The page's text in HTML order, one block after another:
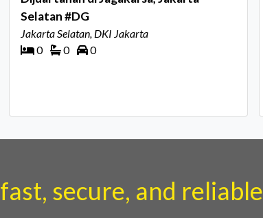
Selatan #DG
Jakarta Selatan, DKI Jakarta
0
0 0
fast, secure, and reliable